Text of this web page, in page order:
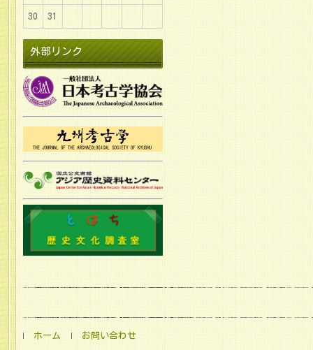
30 31
外部リンク
ホーム お問い合わせ